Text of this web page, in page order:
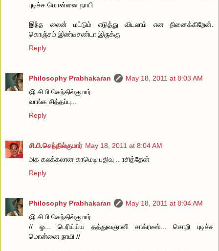
புடிச்ச மொன்னை நாயி
இந்த லைன் மட்டும் எடுத்து விடலாம் என நினைக்கிறேன்.
கொஞ்சம் இண்டீசண்டா இருக்கு
Reply
Philosophy Prabhakaran
May 18, 2011 at 8:03 AM
@ சி.பி.செந்தில்குமார்
வாங்க சித்தப்பு...
Reply
சி.பி.செந்தில்குமார் May 18, 2011 at 8:04 AM
மிக கலக்கலான காமெடி பதிவு .. ரசித்தேன்
Reply
Philosophy Prabhakaran
May 18, 2011 at 8:04 AM
@ சி.பி.செந்தில்குமார்
// ஓ... பெரிய்ய்ய தத்துவஞானி சாக்ரடீஸ்... சொறி புடிச்ச
மொன்னை நாயி //